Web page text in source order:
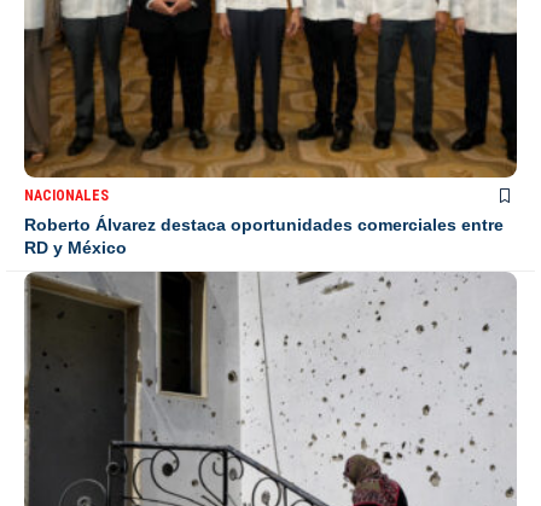
NACIONALES
Roberto Álvarez destaca oportunidades comerciales entre
RD y México